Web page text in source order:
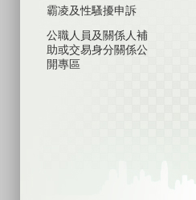
霸凌及性騷擾申訴
公職人員及關係人補
助或交易身分關係公
開專區